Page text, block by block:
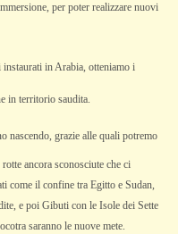
per poter realizzare nuovi
in Arabia, otteniamo i
in territorio saudita.
nascendo, grazie alle quali potremo
ancora sconosciute che ci
come il confine tra Egitto e Sudan,
e poi Gibuti con le Isole dei Sette
saranno le nuove mete.